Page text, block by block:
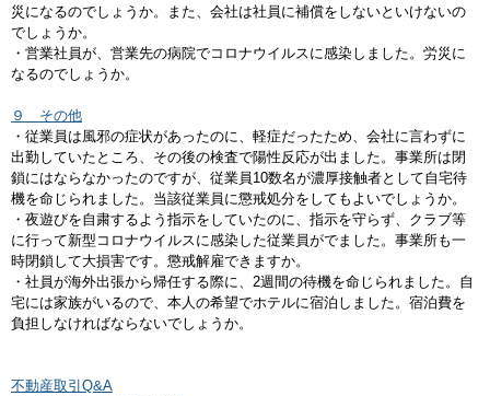
災になるのでしょうか。また、会社は社員に補償をしないといけないの
でしょうか。
・営業社員が、営業先の病院でコロナウイルスに感染しました。労災に
なるのでしょうか。
９ その他
・従業員は風邪の症状があったのに、軽症だったため、会社に言わずに
出勤していたところ、その後の検査で陽性反応が出ました。事業所は閉
鎖にはならなかったのですが、従業員10数名が濃厚接触者として自宅待
機を命じられました。当該従業員に懲戒処分をしてもよいでしょうか。
・夜遊びを自粛するよう指示をしていたのに、指示を守らず、クラブ等
に行って新型コロナウイルスに感染した従業員がでました。事業所も一
時閉鎖して大損害です。懲戒解雇できますか。
・社員が海外出張から帰任する際に、2週間の待機を命じられました。自
宅には家族がいるので、本人の希望でホテルに宿泊しました。宿泊費を
負担しなければならないでしょうか。
不動産取引Q&A